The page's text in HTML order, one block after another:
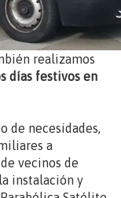
realizamos
días festivos en
de necesidades,
a
vecinos de
instalación y